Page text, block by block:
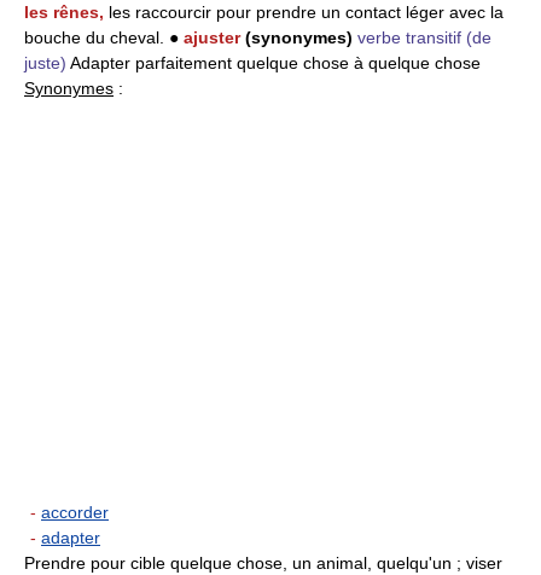
les rênes, les raccourcir pour prendre un contact léger avec la
bouche du cheval. ● ajuster(synonymes) verbe transitif (de
juste) Adapter parfaitement quelque chose à quelque chose
Synonymes :
- accorder
- adapter
Prendre pour cible quelque chose, un animal, quelqu'un ; viser